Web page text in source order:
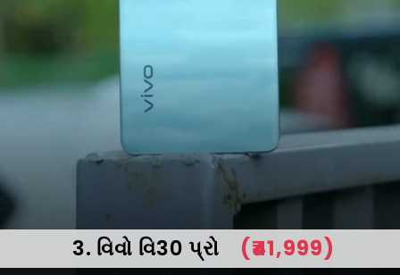
3. વિવો વિ30 પ્રો (₹41,999)